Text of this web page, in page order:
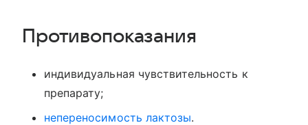
Противопоказания
индивидуальная чувствительность к
препарату;
непереносимость лактозы.